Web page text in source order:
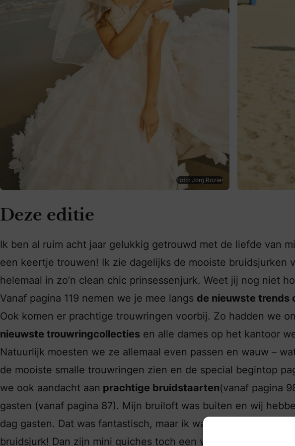
Foto: Jorg Rozier
Deze editie
Ik ben al ruim acht jaar gelukkig getrouwd met de liefde van
een keertje trouwen! Ik zie dagelijks de mooiste bruidsjurken
helemaal in zo’n clean chic prinsessenjurk. Weet jij nog niet
Vanaf pagina 119 nemen we je mee langs de nieuwste trends
Ook komen er prachtige trouwringen voorbij. Zo hadden we
nieuwste trouwringcollecties en alle dames op het kantoor
Natuurlijk moesten we ze allemaal even passen en wauw –
de mooiste smalle trouwringen zien en de special begintop
we ook aandacht aan prachtige bruidstaarten(vanaf pagina
gasten (vanaf pagina 87). Mijn bruiloft was buiten en wij
dag gasten. Dat was fantastisch, maar ik was ook een beetje
bruidsjurk! Dan zijn mini quiches toch een veiligere optie. Ik